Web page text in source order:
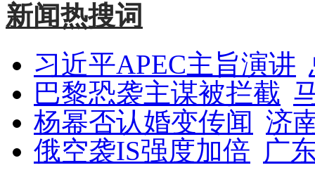
新闻热搜词
习近平APEC主旨演讲
巴黎恐袭主谋被拦截
杨幂否认婚变传闻 济
俄空袭IS强度加倍 广